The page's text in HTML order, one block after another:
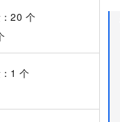
20 个
1 个